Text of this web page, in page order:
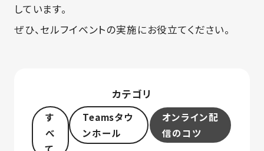
しています。
ぜひ、セルフイベントの実施にお役立てください。
カテゴリ
す
べ
Teamsタウ
ンホール
オンライン配
信のコツ